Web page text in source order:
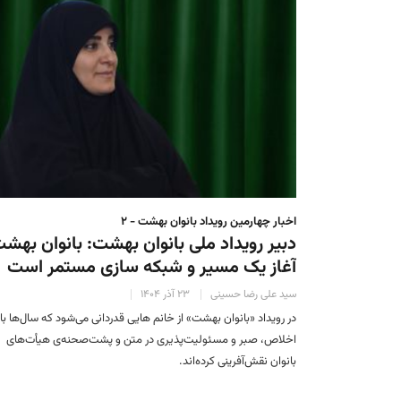
اخبار چهارمین رویداد بانوان بهشت - ۲
دبیر رویداد ملی بانوان بهشت: بانوان
آغاز یک مسیر و شبکه سازی مستمر است
سید علی رضا حسینی ۲۳ آذر ۱۴۰۴
در رویداد «بانوان بهشت» از خانم هایی قدردانی می‌شود که سال‌ها با
اخلاص، صبر و مسئولیت‌پذیری در متن و پشت‌صحنه‌ی هیأت‌های
بانوان نقش‌آفرینی کرده‌اند.